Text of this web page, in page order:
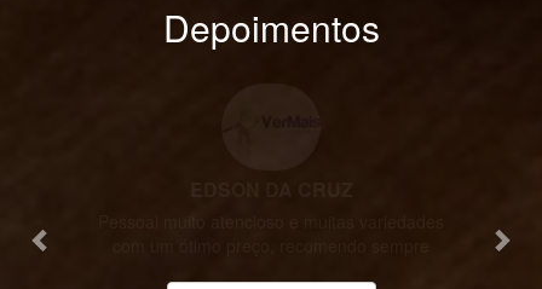
Depoimentos